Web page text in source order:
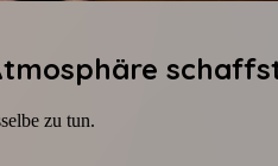
zu tun.